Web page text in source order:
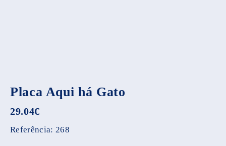
Placa Aqui há Gato
29.04€
Referência: 268